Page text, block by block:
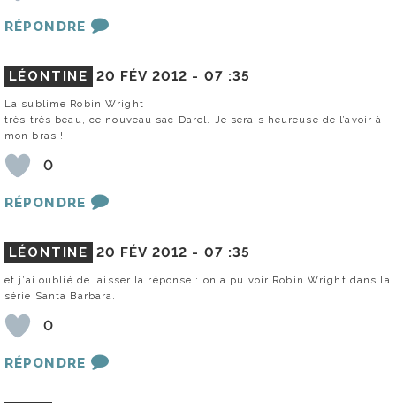
RÉPONDRE
LÉONTINE 20 FÉV 2012 - 07 :35
La sublime Robin Wright !
très très beau, ce nouveau sac Darel. Je serais heureuse de l’avoir à
mon bras !
0
RÉPONDRE
LÉONTINE 20 FÉV 2012 - 07 :35
et j’ai oublié de laisser la réponse : on a pu voir Robin Wright dans la
série Santa Barbara.
0
RÉPONDRE